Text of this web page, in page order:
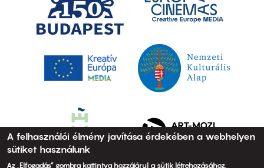
A felhasználói élmény javítása érdekében a webhelyen
sütiket használunk
Az „Elfogadás” gombra kattintva hozzájárul a sütik létrehozásához.